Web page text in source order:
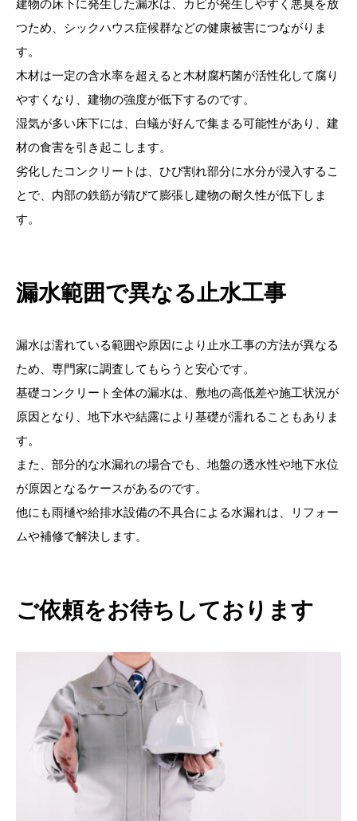
建物の床下に発生した漏水は、カビが発生しやすく悪臭を放
つため、シックハウス症候群などの健康被害につながりま
す。
木材は一定の含水率を超えると木材腐朽菌が活性化して腐り
やすくなり、建物の強度が低下するのです。
湿気が多い床下には、白蟻が好んで集まる可能性があり、建
材の食害を引き起こします。
劣化したコンクリートは、ひび割れ部分に水分が浸入するこ
とで、内部の鉄筋が錆びて膨張し建物の耐久性が低下しま
す。
漏水範囲で異なる止水工事
漏水は濡れている範囲や原因により止水工事の方法が異なる
ため、専門家に調査してもらうと安心です。
基礎コンクリート全体の漏水は、敷地の高低差や施工状況が
原因となり、地下水や結露により基礎が濡れることもありま
す。
また、部分的な水漏れの場合でも、地盤の透水性や地下水位
が原因となるケースがあるのです。
他にも雨樋や給排水設備の不具合による水漏れは、リフォー
ムや補修で解決します。
ご依頼をお待ちしております